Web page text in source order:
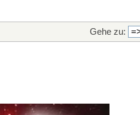
Gehe zu: